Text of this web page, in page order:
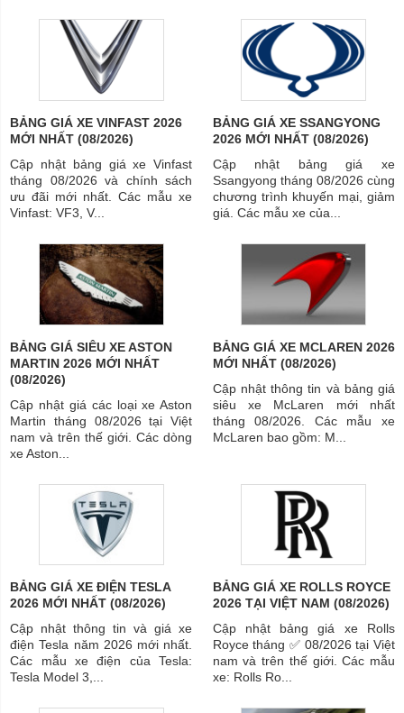
BẢNG GIÁ XE VINFAST 2026
MỚI NHẤT (08/2026)
Cập nhật bảng giá xe Vinfast
tháng 08/2026 và chính sách
ưu đãi mới nhất. Các mẫu xe
Vinfast: VF3, V...
BẢNG GIÁ XE SSANGYONG
2026 MỚI NHẤT (08/2026)
Cập nhật bảng giá xe
Ssangyong tháng 08/2026 cùng
chương trình khuyến mại, giảm
giá. Các mẫu xe của...
BẢNG GIÁ SIÊU XE ASTON
MARTIN 2026 MỚI NHẤT
(08/2026)
Cập nhật giá các loại xe Aston
Martin tháng 08/2026 tại Việt
nam và trên thế giới. Các dòng
xe Aston...
BẢNG GIÁ XE MCLAREN 2026
MỚI NHẤT (08/2026)
Cập nhật thông tin và bảng giá
siêu xe McLaren mới nhất
tháng 08/2026. Các mẫu xe
McLaren bao gồm: M...
BẢNG GIÁ XE ĐIỆN TESLA
2026 MỚI NHẤT (08/2026)
Cập nhật thông tin và giá xe
điện Tesla năm 2026 mới nhất.
Các mẫu xe điện của Tesla:
Tesla Model 3,...
BẢNG GIÁ XE ROLLS ROYCE
2026 TẠI VIỆT NAM (08/2026)
Cập nhật bảng giá xe Rolls
Royce tháng ✅ 08/2026 tại Việt
nam và trên thế giới. Các mẫu
xe: Rolls Ro...